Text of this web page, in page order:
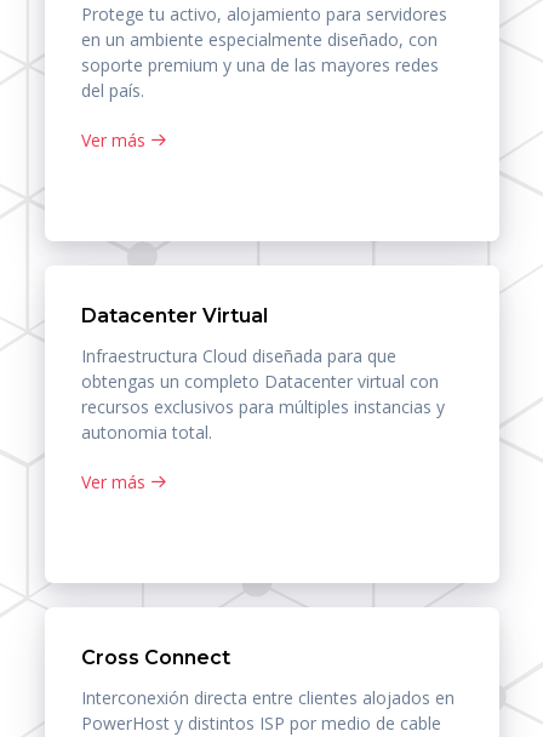
Protege tu activo, alojamiento para servidores
en un ambiente especialmente diseñado, con
soporte premium y una de las mayores redes
del país.
Ver más
Datacenter Virtual
Infraestructura Cloud diseñada para que
obtengas un completo Datacenter virtual con
recursos exclusivos para múltiples instancias y
autonomia total.
Ver más
Cross Connect
Interconexión directa entre clientes alojados en
PowerHost y distintos ISP por medio de cable